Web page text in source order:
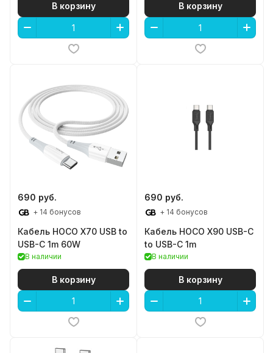
В корзину В корзину
690 руб.
+ 14 бонусов
Кабель HOCO X70 USB to
USB-C 1m 60W
В наличии
В корзину
690 руб.
+ 14 бонусов
Кабель HOCO X90 USB-C
to USB-C 1m
В наличии
В корзину